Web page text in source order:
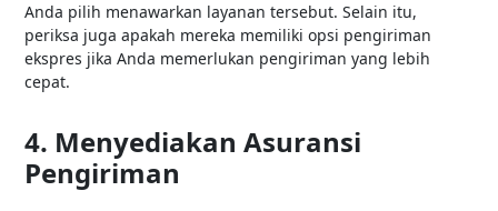
Anda pilih menawarkan layanan tersebut. Selain itu,
periksa juga apakah mereka memiliki opsi pengiriman
ekspres jika Anda memerlukan pengiriman yang lebih
cepat.
4. Menyediakan Asuransi
Pengiriman